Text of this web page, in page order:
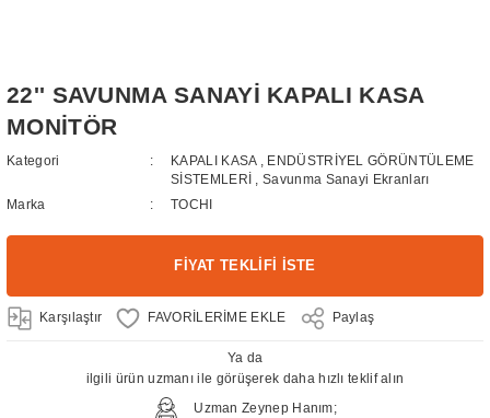
22'' SAVUNMA SANAYİ KAPALI KASA
MONİTÖR
Kategori KAPALI KASA
ENDÜSTRİYEL GÖRÜNTÜLEME
SİSTEMLERİ
,Savunma Sanayi Ekranları
Marka
TOCHI
FİYAT TEKLİFİ İSTE
Karşılaştır Paylaş
Ya da
ilgili ürün uzmanı ile görüşerek daha hızlı teklif alın
Uzman Zeynep Hanım;